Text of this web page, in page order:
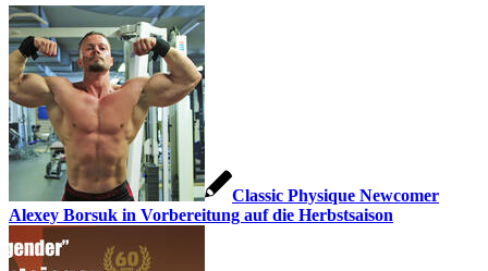
Classic Physique Newcomer
Alexey Borsuk in Vorbereitung auf die Herbstsaison